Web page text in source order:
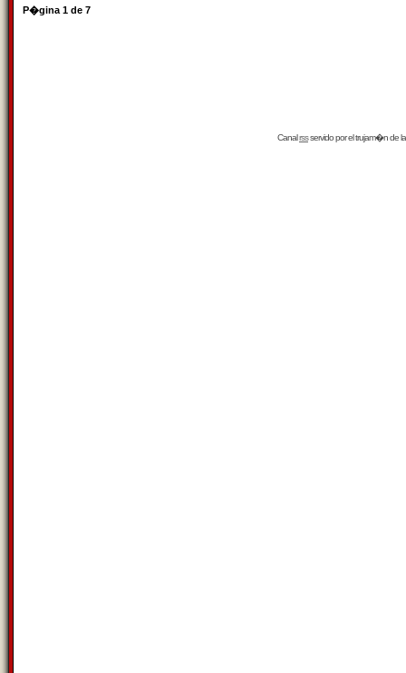
P�gina 1 de 7
Canalrssservido por eltrujam�nde